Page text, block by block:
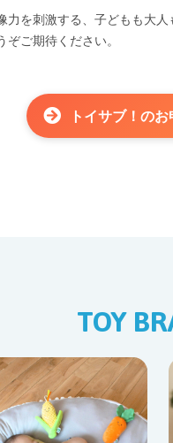
力を刺激する、子どもも大
ご期待ください。
トイサブ！の
TOY